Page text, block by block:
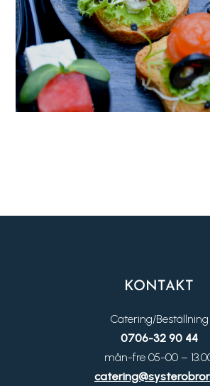
KONTAKT
Catering/Beställning
0706-32 90 44
mån-fre 05-00 –